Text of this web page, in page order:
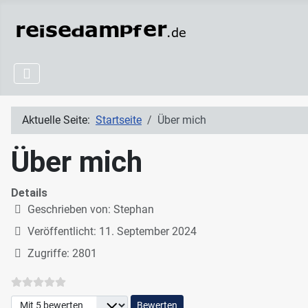
Aktuelle Seite: Startseite Über mich
Über mich
Details
Geschrieben von: Stephan
Veröffentlicht: 11. September 2024
Zugriffe: 2801
Bitte bewerten